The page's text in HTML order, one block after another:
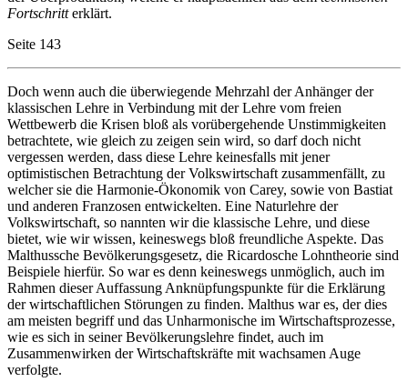
Fortschritterklärt.
Seite 143
Doch wenn auch die überwiegende Mehrzahl der Anhänger der
klassischen Lehre in Verbindung mit der Lehre vom freien
Wettbewerb die Krisen bloß als vorübergehende Unstimmigkeiten
betrachtete, wie gleich zu zeigen sein wird, so darf doch nicht
vergessen werden, dass diese Lehre keinesfalls mit jener
optimistischen Betrachtung der Volkswirtschaft zusammenfällt, zu
welcher sie die Harmonie-Ökonomik von Carey, sowie von Bastiat
und anderen Franzosen entwickelten. Eine Naturlehre der
Volkswirtschaft, so nannten wir die klassische Lehre, und diese
bietet, wie wir wissen, keineswegs bloß freundliche Aspekte. Das
Malthussche Bevölkerungsgesetz, die Ricardosche Lohntheorie sind
Beispiele hierfür. So war es denn keineswegs unmöglich, auch im
Rahmen dieser Auffassung Anknüpfungspunkte für die Erklärung
der wirtschaftlichen Störungen zu finden. Malthus war es, der dies
am meisten begriff und das Unharmonische im Wirtschaftsprozesse,
wie es sich in seiner Bevölkerungslehre findet, auch im
Zusammenwirken der Wirtschaftskräfte mit wachsamen Auge
verfolgte.